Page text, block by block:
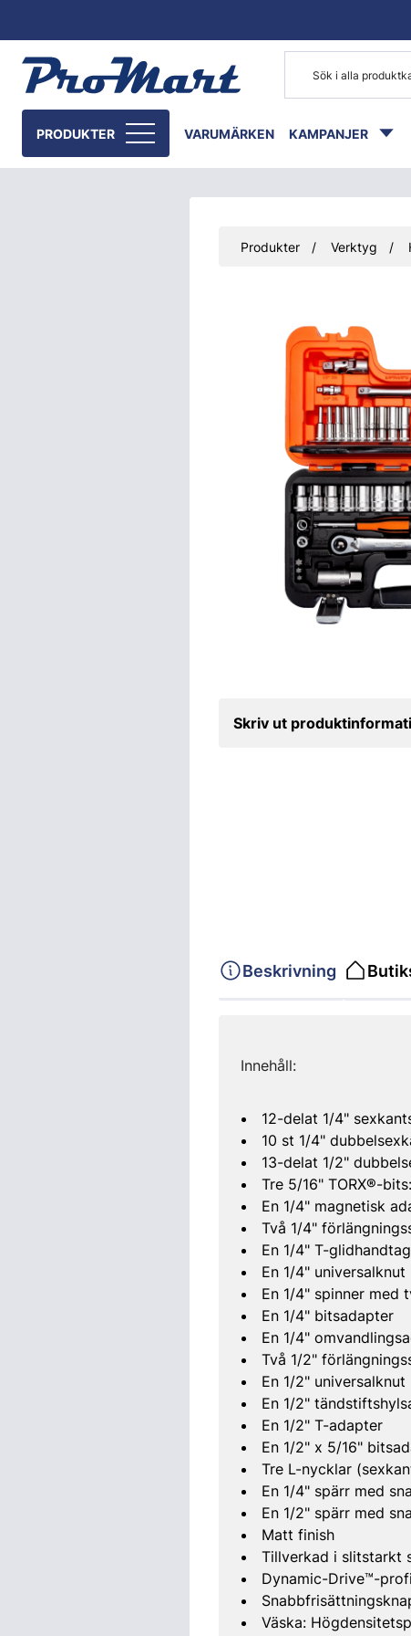
PRODUKTER VARUMÄRKEN KAMPANJER
Produkter Verktyg
Skriv ut
Beskrivning
Innehåll:
12-delat 1/4"
10 st 1/4"
13-delat 1/2"
Tre 5/16" TORX®-
En 1/4" magnetisk
Två 1/4"
En 1/4" T-
En 1/4" universalknut
En 1/4" spinner med
En 1/4" bitsadapter
En 1/4"
Två 1/2"
En 1/2" universalknut
En 1/2"
En 1/2" T-adapter
En 1/2" x 5/16"
Tre L-nycklar
En 1/4" spärr med
En 1/2" spärr med
Matt finish
Tillverkad i slitstarkt
Dynamic-Drive™-
Väska: